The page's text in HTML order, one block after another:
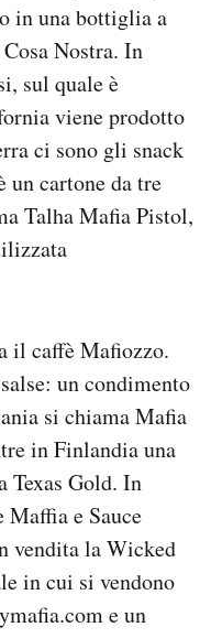
in una bottiglia a
Nostra. In
sul quale è
viene prodotto
ci sono gli snack
cartone da tre
Talha Mafia Pistol,
il caffè Mafiozzo.
un condimento
si chiama Mafia
in Finlandia una
Texas Gold. In
Maffia e Sauce
vendita la Wicked
in cui si vendono
e un